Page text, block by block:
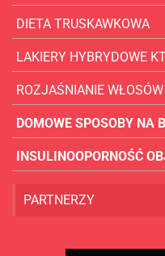
DIETA TRUSKAWKOWA
LAKIERY HYBRYDOWE
ROZJAŚNIANIE WŁOSÓW
DOMOWE SPOSOBY NA
INSULINOOPORNOŚĆ
PARTNERZY